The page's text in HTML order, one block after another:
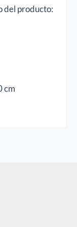
del producto:
cm